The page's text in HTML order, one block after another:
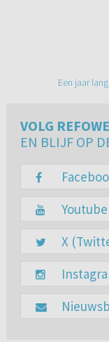
Een jaar
VOLG
EN BLIJF OP
Youtube
X